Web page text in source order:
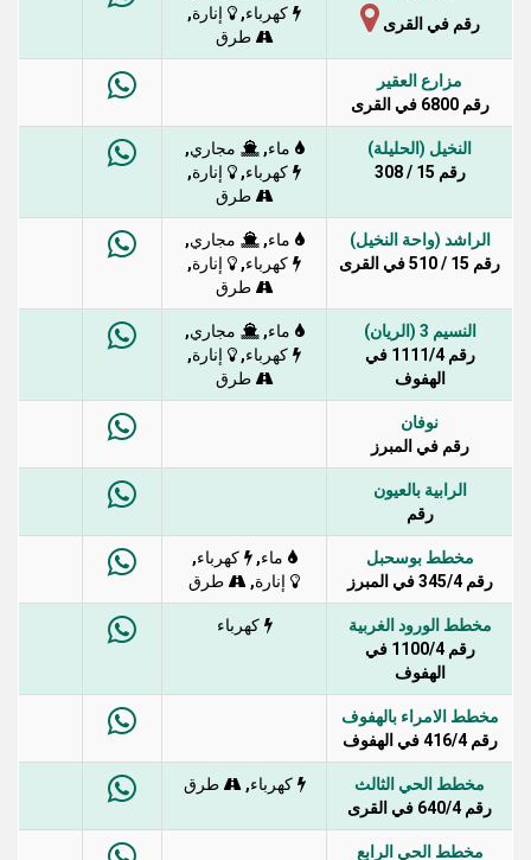
رقم في القرى
كهرباء, إنارة,
طرق
مزارع العقير
رقم 6800 في القرى
النخيل (الحليلة)
رقم 15 / 308
ماء, مجاري,
كهرباء, إنارة,
طرق
الراشد (واحة النخيل)
رقم 15 / 510 في القرى
ماء, مجاري,
كهرباء, إنارة,
طرق
النسيم 3 (الريان)
رقم 1111/4 في
الهفوف
ماء, مجاري,
كهرباء, إنارة,
طرق
نوفان
رقم في المبرز
الرابية بالعيون
رقم
مخطط بوسحبل
رقم 345/4 في المبرز
ماء, كهرباء,
إنارة, طرق
مخطط الورود الغربية
رقم 1100/4 في
الهفوف
كهرباء
مخطط الامراء بالهفوف
رقم 416/4 في الهفوف
مخطط الحي الثالث
رقم 640/4 في القرى
كهرباء, طرق
مخطط الحي الرابع